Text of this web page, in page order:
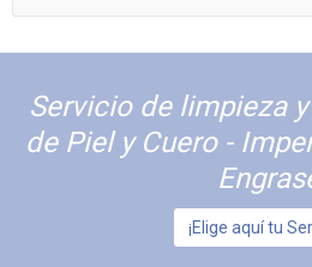
Servicio de limpieza
de Piel y Cuero -
¡Elige aquí tu